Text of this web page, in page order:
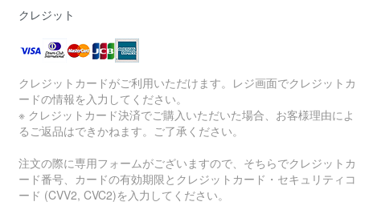
クレジット
クレジットカードがご利用いただけます。レジ画面でクレジットカ
ードの情報を入力してください。
※ クレジットカード決済でご購入いただいた場合、お客様理由によ
るご返品はできかねます。ご了承ください。
注文の際に専用フォームがございますので、そちらでクレジットカ
ード番号、カードの有効期限とクレジットカード・セキュリティコ
ード (CVV2, CVC2)を入力してください。